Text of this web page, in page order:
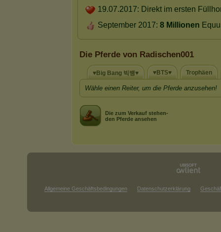
Die Pferde von Radischen001
♥Big Bang 빅뱅♥ ♥BTS♥ Trophäen
Wähle einen Reiter, um die Pferde anzusehen!
Die zum Verkauf stehen-
den Pferde ansehen
Allgemeine Geschäftsbedingungen Datenschutzerklärung